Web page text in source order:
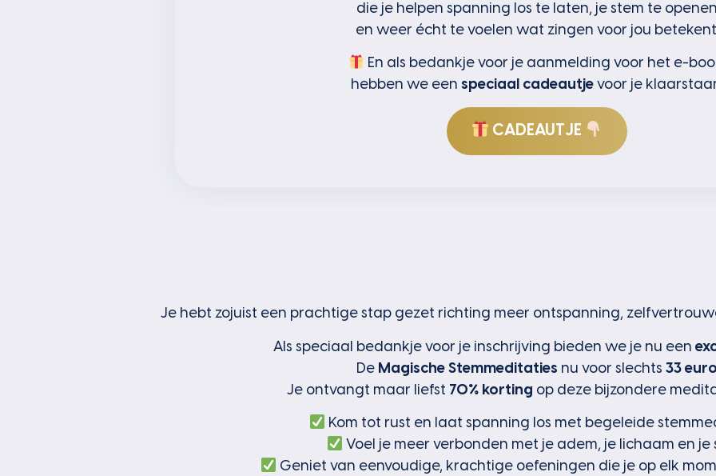
die je helpen spanning los te laten, je stem te openen
en weer écht te voelen wat zingen voor jou
En als bedankje voor je aanmelding voor het e-
hebben we een speciaal cadeautjevoor je
CADEAUTJE
Je hebt zojuist een prachtige stap gezet richting meer ontspanning,
Als speciaal bedankje voor je inschrijving bieden we je nu een
De Magische Stemmeditaties nu voor slechts 33 euro
Je ontvangt maar liefst 70% korting op deze bijzondere
Kom tot rust en laat spanning los met begeleide
Voel je meer verbonden met je adem, je lichaam en je
Geniet van eenvoudige, krachtige oefeningen die je op elk